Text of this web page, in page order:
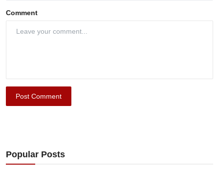
Comment
Post Comment
Popular Posts